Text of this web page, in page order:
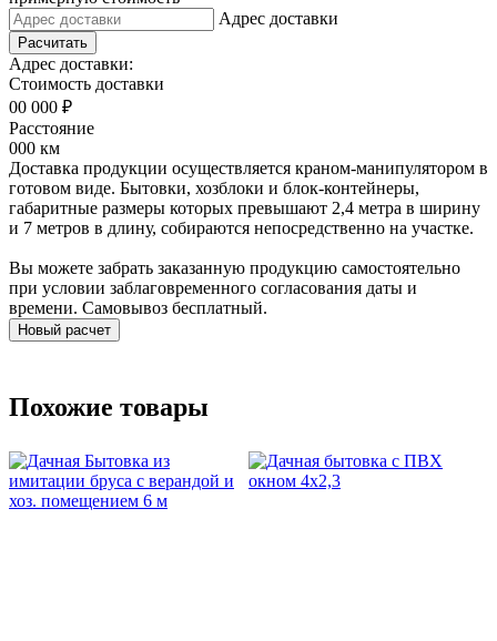
Адрес доставки
Расчитать
Адрес доставки:
Стоимость доставки
00 000 ₽
Расстояние
000 км
Доставка продукции осуществляется краном-манипулятором в
готовом виде. Бытовки, хозблоки и блок-контейнеры,
габаритные размеры которых превышают 2,4 метра в ширину
и 7 метров в длину, собираются непосредственно на участке.
Вы можете забрать заказанную продукцию самостоятельно
при условии заблаговременного согласования даты и
времени. Самовывоз бесплатный.
Новый расчет
Похожие товары